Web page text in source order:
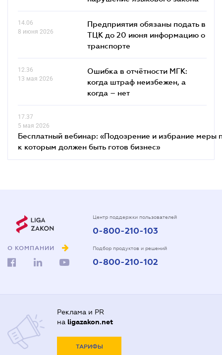
14.06
8 июня 2026
Предприятия обязаны подать в
ТЦК до 20 июня информацию о
транспорте
12.36
13 мая 2026
Ошибка в отчётности МГК:
когда штраф неизбежен, а
когда – нет
17.37
5 мая 2026
Бесплатный вебинар: «Подозрение и избрание меры
к которым должен быть готов бизнес»
О КОМПАНИИ
Центр поддержки пользователей
0-800-210-103
Подбор продуктов и решений
0-800-210-102
Реклама и PR
на ligazakon.net
ТАРИФЫ